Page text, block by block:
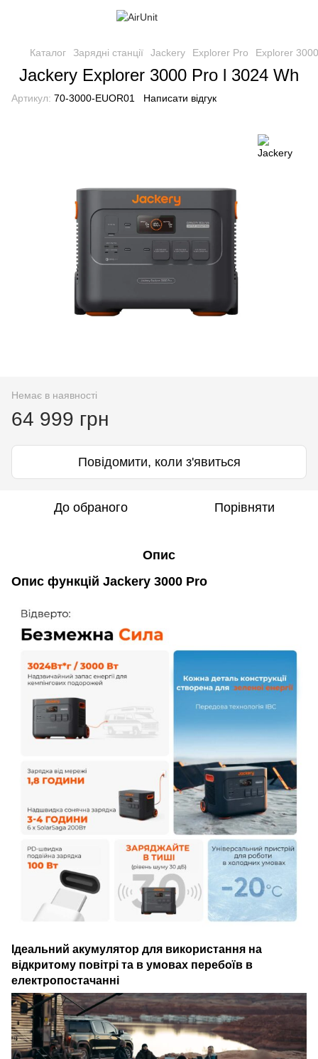
Каталог Зарядні станції Jackery Explorer Pro Explorer
Jackery Explorer 3000 Pro l 3024 Wh
Артикул: 70-3000-EUOR01 Написати відгук
Немає в наявності
64 999 грн
Повідомити, коли з'явиться
До обраного Порівняти
Опис
Опис функцій Jackery 3000 Pro
Ідеальний акумулятор для використання на
відкритому повітрі та в умовах перебоїв в
електропостачанні